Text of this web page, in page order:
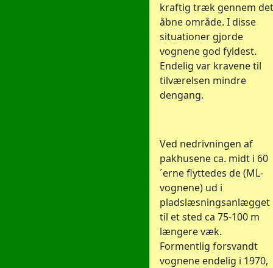
kraftig træk gennem det
åbne område. I disse
situationer gjorde
vognene god fyldest.
Endelig var kravene til
tilværelsen mindre
dengang.
Ved nedrivningen af
pakhusene ca. midt i 60
´erne flyttedes de (ML-
vognene) ud i
pladslæsningsanlægget
til et sted ca 75-100 m
længere væk.
Formentlig forsvandt
vognene endelig i 1970,